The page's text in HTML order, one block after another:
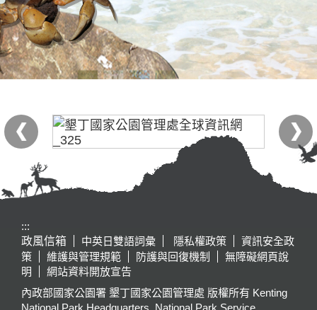
:::
政風信箱
中英日雙語詞彙 隱私權政策
資訊安全政
策
維護與管理規範 防護與回復機制
無障礙網頁說
明
網站資料開放宣告
內政部國家公園署 墾丁國家公園管理處 版權所有 Kenting
National Park Headquarters, National Park Service,